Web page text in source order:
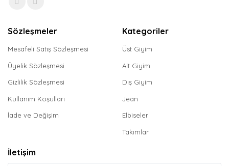
Sözleşmeler
Mesafeli Satış Sözleşmesi
Üyelik Sözleşmesi
Gizlilik Sözleşmesi
Kullanım Koşulları
İade ve Değişim
Kategoriler
Üst Giyim
Alt Giyim
Dış Giyim
Jean
Elbiseler
Takımlar
İletişim